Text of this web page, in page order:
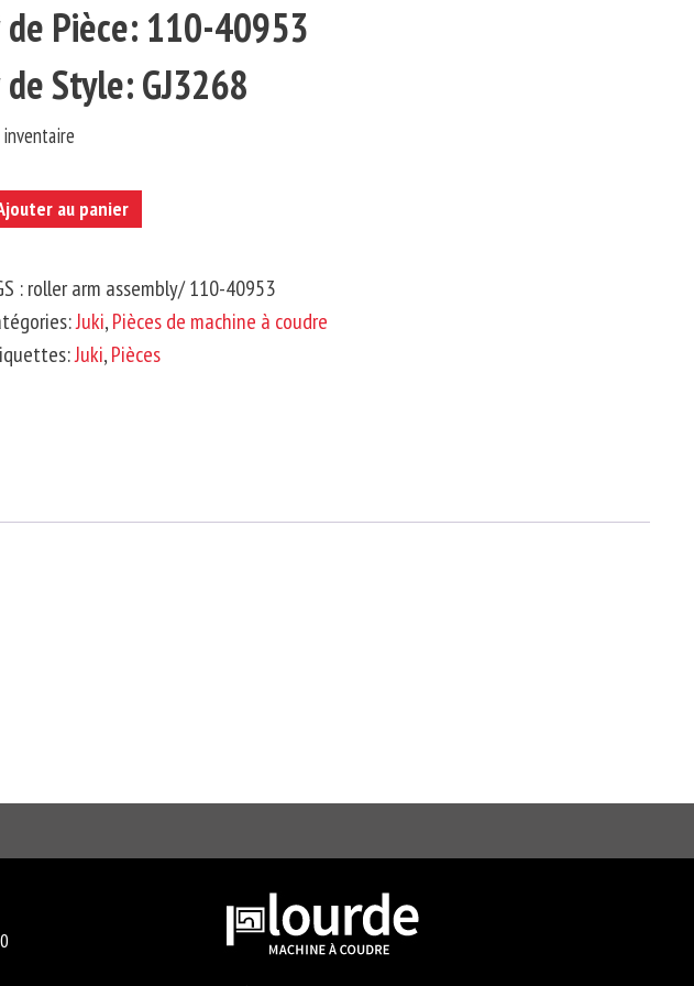
Pièce: 110-40953
Style: GJ3268
inventaire
au panier
:roller arm assembly/ 110-40953
Juki,Pièces de machine à coudre
Juki,Pièces